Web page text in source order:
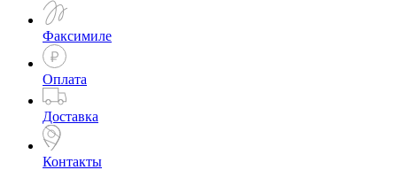
Факсимиле
Оплата
Доставка
Контакты